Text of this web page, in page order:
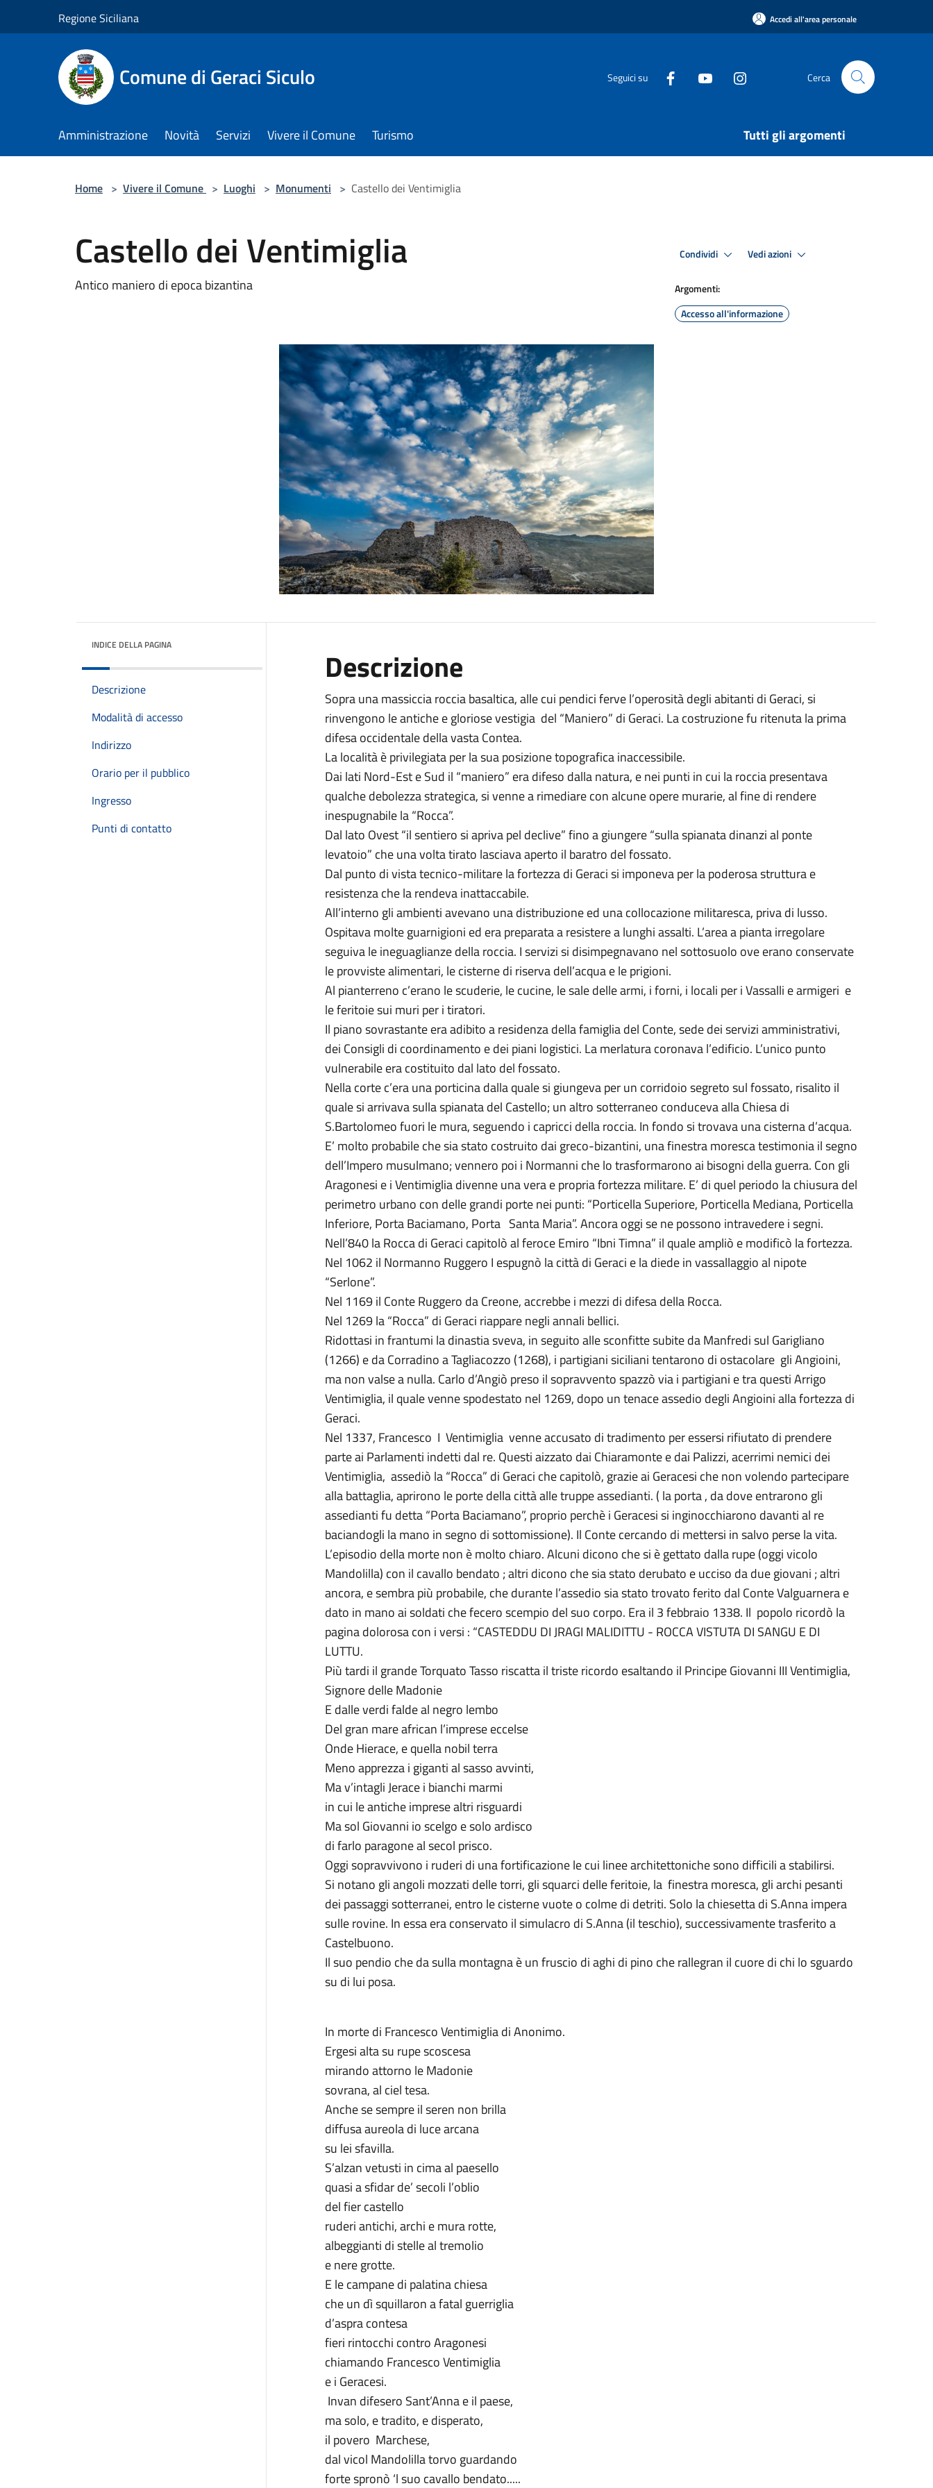
Regione Siciliana Accedi all'area personale
Comune di Geraci Siculo Seguici su Cerca
Amministrazione Novità Servizi Vivere il Comune Turismo Tutti gli argomenti
Home > Vivere il Comune > Luoghi > Monumenti > Castello dei Ventimiglia
Castello dei Ventimiglia
Antico maniero di epoca bizantina
Condividi Vedi azioni
Argomenti:
Accesso all'informazione
INDICE DELLA PAGINA
Descrizione
Modalità di accesso
Indirizzo
Orario per il pubblico
Ingresso
Punti di contatto
Descrizione
Sopra una massiccia roccia basaltica, alle cui pendici ferve l’operosità degli abitanti di Geraci, si
rinvengono le antiche e gloriose vestigia del “Maniero” di Geraci. La costruzione fu ritenuta la prima
difesa occidentale della vasta Contea.
La località è privilegiata per la sua posizione topografica inaccessibile.
Dai lati Nord-Est e Sud il “maniero” era difeso dalla natura, e nei punti in cui la roccia presentava
qualche debolezza strategica, si venne a rimediare con alcune opere murarie, al fine di rendere
inespugnabile la “Rocca”.
Dal lato Ovest “il sentiero si apriva pel declive” fino a giungere “sulla spianata dinanzi al ponte
levatoio” che una volta tirato lasciava aperto il baratro del fossato.
Dal punto di vista tecnico-militare la fortezza di Geraci si imponeva per la poderosa struttura e
resistenza che la rendeva inattaccabile.
All’interno gli ambienti avevano una distribuzione ed una collocazione militaresca, priva di lusso.
Ospitava molte guarnigioni ed era preparata a resistere a lunghi assalti. L’area a pianta irregolare
seguiva le ineguaglianze della roccia. I servizi si disimpegnavano nel sottosuolo ove erano conservate
le provviste alimentari, le cisterne di riserva dell’acqua e le prigioni.
Al pianterreno c’erano le scuderie, le cucine, le sale delle armi, i forni, i locali per i Vassalli e armigeri e
le feritoie sui muri per i tiratori.
Il piano sovrastante era adibito a residenza della famiglia del Conte, sede dei servizi amministrativi,
dei Consigli di coordinamento e dei piani logistici. La merlatura coronava l’edificio. L’unico punto
vulnerabile era costituito dal lato del fossato.
Nella corte c’era una porticina dalla quale si giungeva per un corridoio segreto sul fossato, risalito il
quale si arrivava sulla spianata del Castello; un altro sotterraneo conduceva alla Chiesa di
S.Bartolomeo fuori le mura, seguendo i capricci della roccia. In fondo si trovava una cisterna d’acqua.
E’ molto probabile che sia stato costruito dai greco-bizantini, una finestra moresca testimonia il segno
dell’Impero musulmano; vennero poi i Normanni che lo trasformarono ai bisogni della guerra. Con gli
Aragonesi e i Ventimiglia divenne una vera e propria fortezza militare. E’ di quel periodo la chiusura del
perimetro urbano con delle grandi porte nei punti: “Porticella Superiore, Porticella Mediana, Porticella
Inferiore, Porta Baciamano, Porta Santa Maria”. Ancora oggi se ne possono intravedere i segni.
Nell’840 la Rocca di Geraci capitolò al feroce Emiro “Ibni Timna” il quale ampliò e modificò la fortezza.
Nel 1062 il Normanno Ruggero I espugnò la città di Geraci e la diede in vassallaggio al nipote
“Serlone”.
Nel 1169 il Conte Ruggero da Creone, accrebbe i mezzi di difesa della Rocca.
Nel 1269 la “Rocca” di Geraci riappare negli annali bellici.
Ridottasi in frantumi la dinastia sveva, in seguito alle sconfitte subite da Manfredi sul Garigliano
(1266) e da Corradino a Tagliacozzo (1268), i partigiani siciliani tentarono di ostacolare gli Angioini,
ma non valse a nulla. Carlo d’Angiò preso il sopravvento spazzò via i partigiani e tra questi Arrigo
Ventimiglia, il quale venne spodestato nel 1269, dopo un tenace assedio degli Angioini alla fortezza di
Geraci.
Nel 1337, Francesco I Ventimiglia venne accusato di tradimento per essersi rifiutato di prendere
parte ai Parlamenti indetti dal re. Questi aizzato dai Chiaramonte e dai Palizzi, acerrimi nemici dei
Ventimiglia, assediò la “Rocca” di Geraci che capitolò, grazie ai Geracesi che non volendo partecipare
alla battaglia, aprirono le porte della città alle truppe assedianti. ( la porta , da dove entrarono gli
assedianti fu detta “Porta Baciamano”, proprio perchè i Geracesi si inginocchiarono davanti al re
baciandogli la mano in segno di sottomissione). Il Conte cercando di mettersi in salvo perse la vita.
L’episodio della morte non è molto chiaro. Alcuni dicono che si è gettato dalla rupe (oggi vicolo
Mandolilla) con il cavallo bendato ; altri dicono che sia stato derubato e ucciso da due giovani ; altri
ancora, e sembra più probabile, che durante l’assedio sia stato trovato ferito dal Conte Valguarnera e
dato in mano ai soldati che fecero scempio del suo corpo. Era il 3 febbraio 1338. Il popolo ricordò la
pagina dolorosa con i versi : “CASTEDDU DI JRAGI MALIDITTU - ROCCA VISTUTA DI SANGU E DI
LUTTU.
Più tardi il grande Torquato Tasso riscatta il triste ricordo esaltando il Principe Giovanni III Ventimiglia,
Signore delle Madonie
E dalle verdi falde al negro lembo
Del gran mare african l’imprese eccelse
Onde Hierace, e quella nobil terra
Meno apprezza i giganti al sasso avvinti,
Ma v’intagli Jerace i bianchi marmi
in cui le antiche imprese altri risguardi
Ma sol Giovanni io scelgo e solo ardisco
di farlo paragone al secol prisco.
Oggi sopravvivono i ruderi di una fortificazione le cui linee architettoniche sono difficili a stabilirsi.
Si notano gli angoli mozzati delle torri, gli squarci delle feritoie, la finestra moresca, gli archi pesanti
dei passaggi sotterranei, entro le cisterne vuote o colme di detriti. Solo la chiesetta di S.Anna impera
sulle rovine. In essa era conservato il simulacro di S.Anna (il teschio), successivamente trasferito a
Castelbuono.
Il suo pendio che da sulla montagna è un fruscio di aghi di pino che rallegran il cuore di chi lo sguardo
su di lui posa.
In morte di Francesco Ventimiglia di Anonimo.
Ergesi alta su rupe scoscesa
mirando attorno le Madonie
sovrana, al ciel tesa.
Anche se sempre il seren non brilla
diffusa aureola di luce arcana
su lei sfavilla.
S’alzan vetusti in cima al paesello
quasi a sfidar de’ secoli l’oblio
del fier castello
ruderi antichi, archi e mura rotte,
albeggianti di stelle al tremolio
e nere grotte.
E le campane di palatina chiesa
che un dì squillaron a fatal guerriglia
d’aspra contesa
fieri rintocchi contro Aragonesi
chiamando Francesco Ventimiglia
e i Geracesi.
Invan difesero Sant’Anna e il paese,
ma solo, e tradito, e disperato,
il povero Marchese,
dal vicol Mandolilla torvo guardando
forte spronò ‘l suo cavallo bendato.....